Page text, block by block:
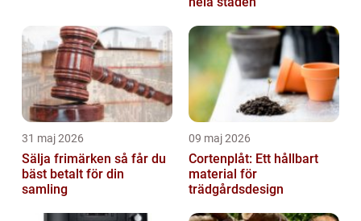
31 maj 2026
Sälja frimärken så får du
bäst betalt för din
samling
09 maj 2026
Cortenplåt: Ett hållbart
material för
trädgårdsdesign